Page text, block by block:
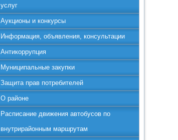
услуг
Аукционы и конкурсы
Информация, объявления, консультации
Антикоррупция
Муниципальные закупки
Защита прав потребителей
О районе
Расписание движения автобусов по
внутрирайонным маршрутам